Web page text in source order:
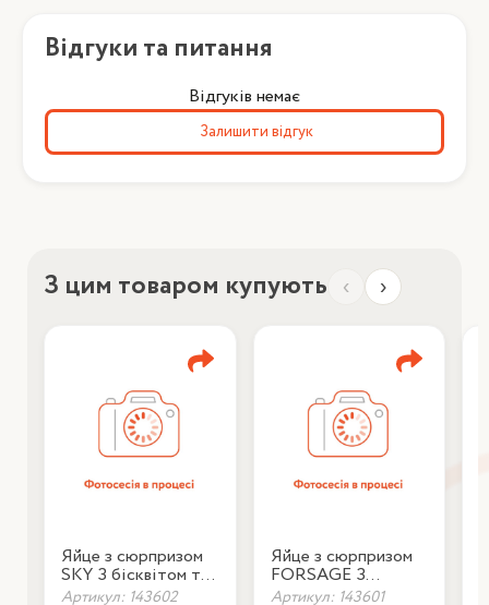
Відгуки та питання
Відгуків немає
Залишити відгук
З цим товаром купують ‹ ›
Яйце з сюрпризом
SKY З бісквітом та
шоколадним кремом
Артикул: 143602
Яйце з сюрпризом
FORSAGE З
бісквітом та
Артикул: 143601